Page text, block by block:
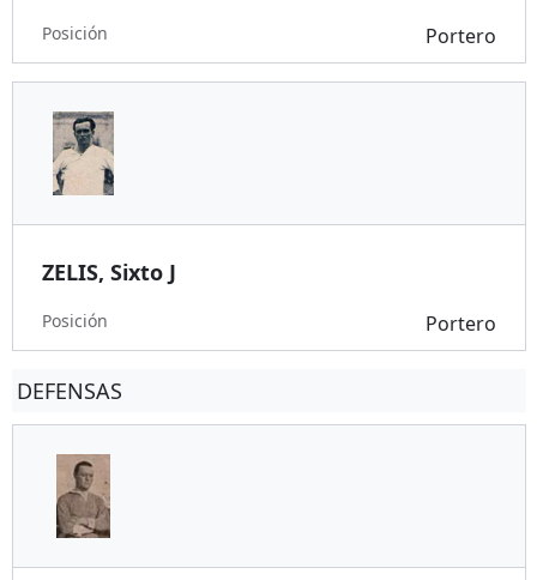
Posición Portero
ZELIS, Sixto J
Posición Portero
DEFENSAS